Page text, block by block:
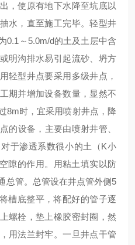
，使原有地下水降至坑底以
水，直至施工完毕。轻型井
0.1～5.0m/d的土及土层中含
明沟排水易引起流砂、坍方
轻型井点要采用多级井点，
期并增加设备数量，显然不
8m时，宜采用喷射井点，降
的设备，主要由喷射井管、
于渗透系数很小的土（K小
隙的作用。用粘土填实以防
总管。总管设在井点管外侧5
槽底整平，将配好的管子逐
螺栓，垫上橡胶密封圈，然
用法兰封牢。一旦井点干管